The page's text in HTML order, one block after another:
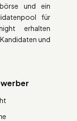
und ein
für
erhalten
und